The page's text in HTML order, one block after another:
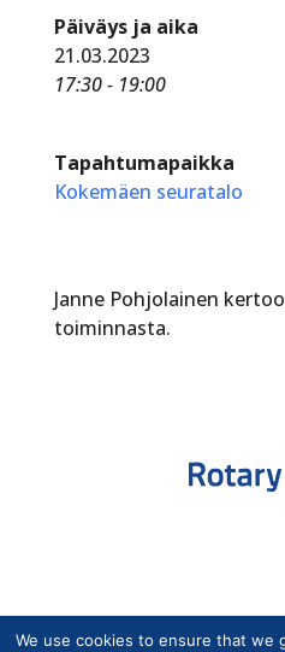
Päiväys ja aika
21.03.2023
17:30 - 19:00
Tapahtumapaikka
Kokemäen seuratalo
Janne Pohjolainen
toiminnasta.
Copyright © Suomen
We use cookies to ensure that we